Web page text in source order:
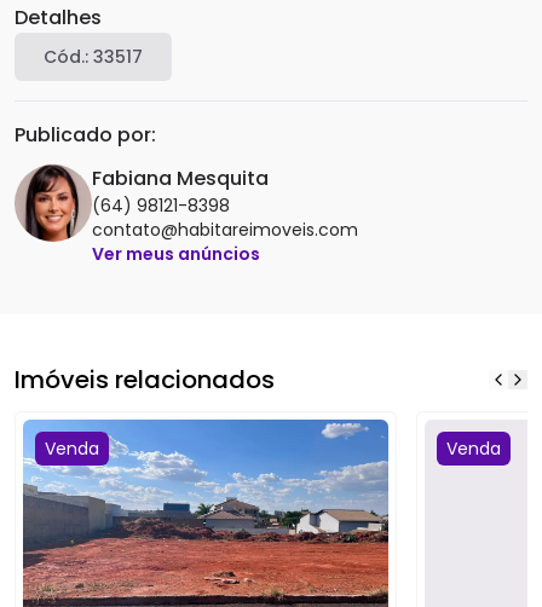
Detalhes
Cód.: 33517
Publicado por:
Fabiana Mesquita
(64) 98121-8398
contato@habitareimoveis.com
Ver meus anúncios
Venda Venda
Imóveis relacionados